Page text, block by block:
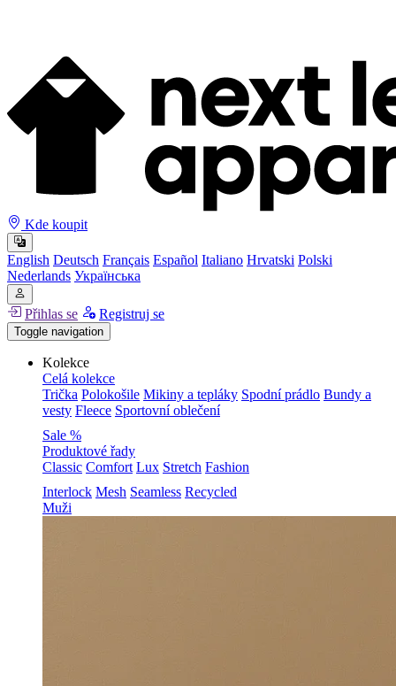
Kde koupit
English Deutsch Français Español Italiano Hrvatski Polski
Nederlands Українська
Přihlas se Registruj se
Toggle navigation
Kolekce
Celá kolekce
Trička Polokošile Mikiny a tepláky Spodní prádlo Bundy a
vesty Fleece Sportovní oblečení
Sale %
Produktové řady
Classic Comfort Lux Stretch Fashion
Interlock Mesh Seamless Recycled
Muži